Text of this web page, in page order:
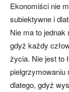
Ekonomiści nie
subiektywne i
Nie ma to
gdyż każdy
życia. Nie jest to
pielgrzymowaniu
dlatego, gdyż